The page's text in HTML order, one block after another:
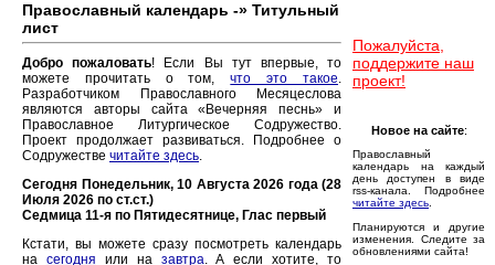
Православный календарь -» Титульный
лист
Добро пожаловать! Если Вы тут впервые, то
можете прочитать о том,что это такое.
Разработчиком Православного Месяцеслова
являются авторы сайта «Вечерняя песнь» и
Православное Литургическое Содружество.
Проект продолжает развиваться. Подробнее о
Содружестве читайте здесь.
Сегодня Понедельник, 10 Августа 2026 года (28
Июля 2026 по ст.ст.)
Седмица 11-я по Пятидесятнице, Глас первый
Кстати, вы можете сразу посмотреть календарь
на сегодня или на завтра. А если хотите, то
Пожалуйста,
поддержите наш
проект!
Новое на сайте:
Православный
календарь на каждый
день доступен в виде
rss-канала. Подробнее
читайте здесь
Планируются и другие
изменения. Следите за
обновлениями сайта!